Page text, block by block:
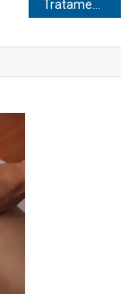
Tratamento de feridas: dicas para cuidar e evitar infecções